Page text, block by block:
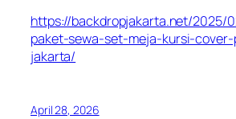
https://backdropjakarta.net/2025/
paket-sewa-set-meja-kursi-
jakarta/
April 28, 2026